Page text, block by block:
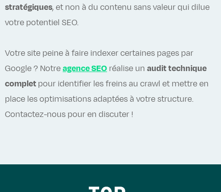
stratégiques, et non à du contenu sans valeur qui dilue
votre potentiel SEO.
Votre site peine à faire indexer certaines pages par
Google ? Notre agence SEO réalise un audit technique
complet pour identifier les freins au crawl et mettre en
place les optimisations adaptées à votre structure.
Contactez-nous pour en discuter !